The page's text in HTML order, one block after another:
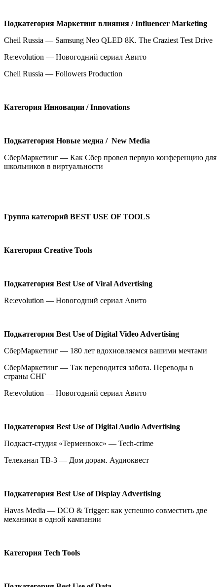
Подкатегория Маркетинг влияния /Influencer Marketing
Cheil Russia — Samsung Neo QLED 8K. The Craziest Test Drive
Re:evolution — Новогодний сериал Авито
Cheil Russia — Followers Production
Категория Инновации /Innovations
Подкатегория Новые медиа / New Media
СберМаркетинг — Как Сбер провел первую конференцию для
школьников в виртуальности
Группа категорий BEST USE OF TOOLS
Категория Creative Tools
Подкатегория Best Use of Viral Advertising
Re:evolution — Новогодний сериал Авито
Подкатегория Best Use of Digital Video Advertising
СберМаркетинг — 180 лет вдохновляемся вашими мечтами
СберМаркетинг — Так переводится забота. Переводы в
страны СНГ
Re:evolution — Новогодний сериал Авито
Подкатегория Best Use of Digital Audio Advertising
Подкаст-студия «Терменвокс» — Tech-crime
Телеканал ТВ-3 — Дом дорам. Аудиоквест
Подкатегория Best Use of Display Advertising
Havas Media — DCO & Trigger: как успешно совместить две
механики в одной кампании
Категория Tech Tools